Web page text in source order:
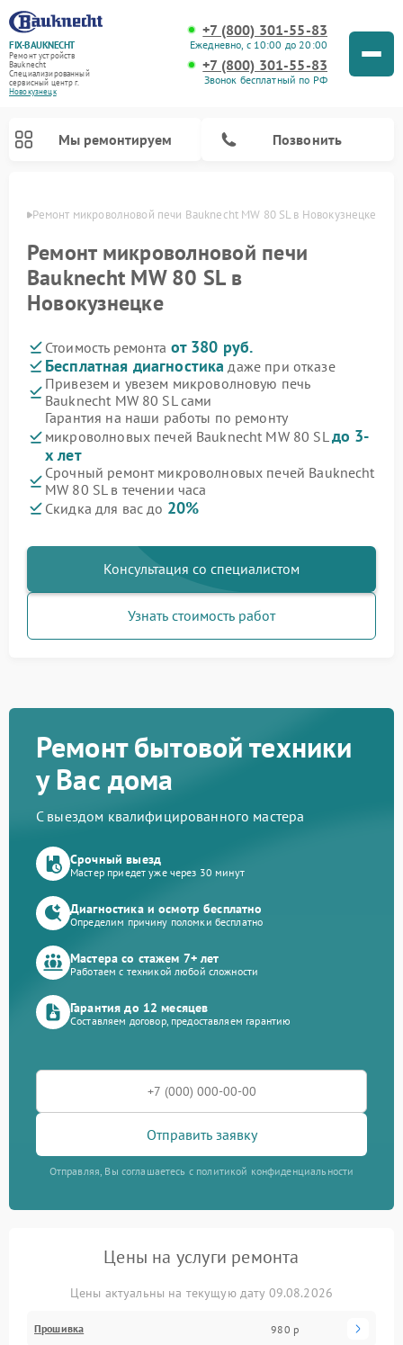
FIX-BAUKNECHT
Ремонт устройств
Bauknecht
Специализированный
cервисный центр г.
Новокузнецк
+7 (800) 301-55-83
Ежедневно, с 10:00 до 20:00
+7 (800) 301-55-83
Звонок бесплатный по РФ
Мы ремонтируем Позвонить
Ремонт микроволновой печи Bauknecht MW 80 SL в Новокузнецке
Ремонт микроволновой печи
Bauknecht MW 80 SL в
Новокузнецке
Стоимость ремонта от 380 руб.
Бесплатная диагностика даже при отказе
Привезем и увезем микроволновую печь
Bauknecht MW 80 SL сами
Гарантия на наши работы по ремонту
микроволновых печей Bauknecht MW 80 SLдо 3-
х лет
Срочный ремонт микроволновых печей Bauknecht
MW 80 SL в течении часа
Скидка для вас до 20%
Консультация со специалистом
Узнать стоимость работ
Ремонт бытовой техники
у Вас дома
С выездом квалифицированного мастера
Срочный выезд
Мастер приедет уже через 30 минут
Диагностика и осмотр бесплатно
Определим причину поломки бесплатно
Мастера со стажем 7+ лет
Работаем с техникой любой сложности
Гарантия до 12 месяцев
Составляем договор, предоставляем гарантию
Отправить заявку
Отправляя, Вы соглашаетесь с политикой конфиденциальности
Цены на услуги ремонта
Цены актуальны на текущую дату 09.08.2026
Прошивка 980 р